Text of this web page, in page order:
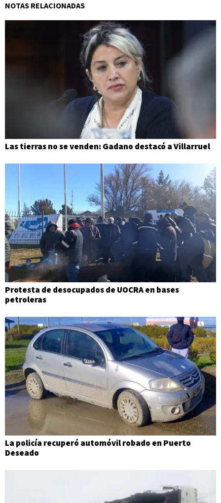
NOTAS RELACIONADAS
Las tierras no se venden: Gadano destacó a Villarruel
Protesta de desocupados de UOCRA en bases
petroleras
La policía recuperó automóvil robado en Puerto
Deseado